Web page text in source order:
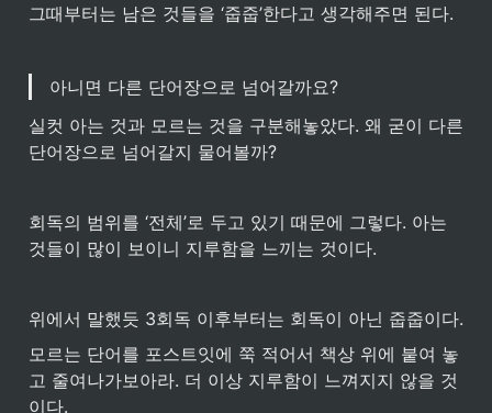
그때부터는 남은 것들을 ‘줍줍’한다고 생각해주면 된다.
아니면 다른 단어장으로 넘어갈까요?
실컷 아는 것과 모르는 것을 구분해놓았다. 왜 굳이 다른
단어장으로 넘어갈지 물어볼까?
회독의 범위를 ‘전체’로 두고 있기 때문에 그렇다. 아는
것들이 많이 보이니 지루함을 느끼는 것이다.
모르는 단어를 포스트잇에 쭉 적어서 책상 위에 붙여 놓
고 줄여나가보아라. 더 이상 지루함이 느껴지지 않을 것
이다.